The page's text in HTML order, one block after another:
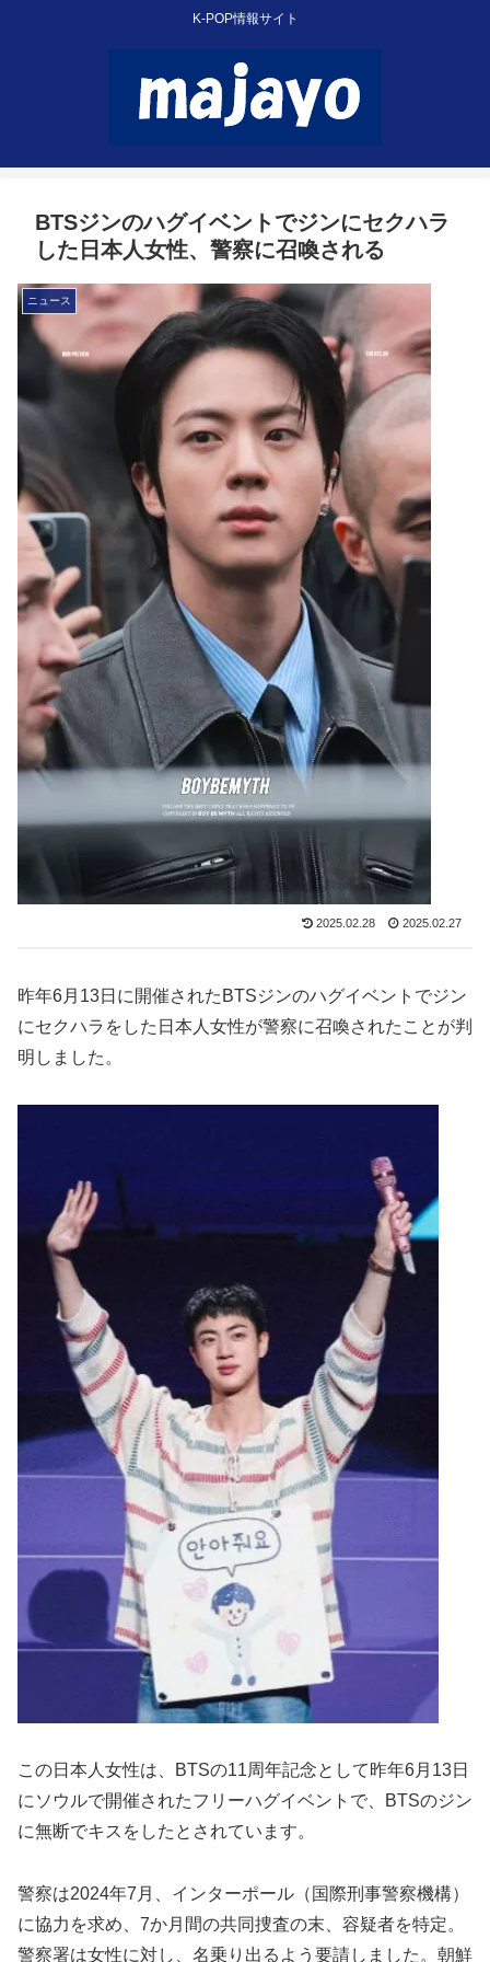
K-POP情報サイト
BTSジンのハグイベントでジンにセクハラ
した日本人女性、警察に召喚される
ニュース
2025.02.28 2025.02.27
昨年6月13日に開催されたBTSジンのハグイベントでジン
にセクハラをした日本人女性が警察に召喚されたことが判
明しました。
この日本人女性は、BTSの11周年記念として昨年6月13日
にソウルで開催されたフリーハグイベントで、BTSのジン
に無断でキスをしたとされています。
警察は2024年7月、インターポール（国際刑事警察機構）
に協力を求め、7か月間の共同捜査の末、容疑者を特定。
警察署は女性に対し、名乗り出るよう要請しました。朝鮮